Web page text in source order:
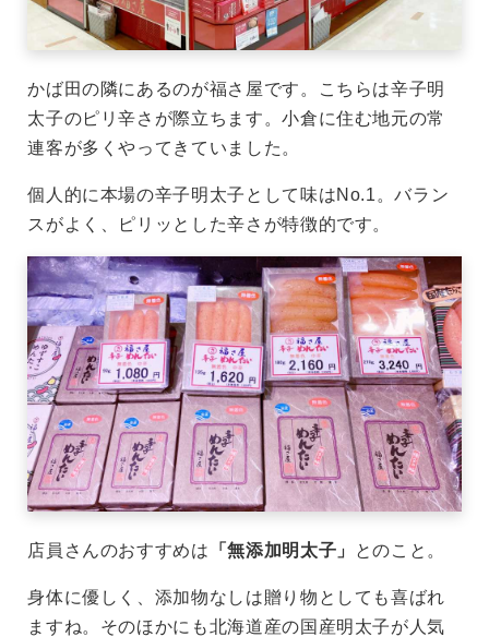
かば田の隣にあるのが福さ屋です。こちらは辛子明
太子のピリ辛さが際立ちます。小倉に住む地元の常
連客が多くやってきていました。
個人的に本場の辛子明太子として味はNo.1。バラン
スがよく、ピリッとした辛さが特徴的です。
店員さんのおすすめは 「無添加明太子」 とのこと。
身体に優しく、添加物なしは贈り物としても喜ばれ
ますね。そのほかにも北海道産の国産明太子が人気